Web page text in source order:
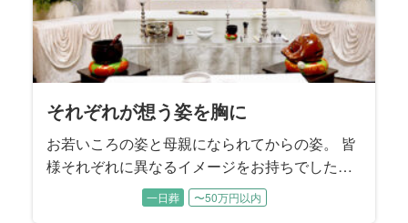
それぞれが想う姿を胸に
お若いころの姿と母親になられてからの姿。 皆
様それぞれに異なるイメージをお持ちでした。
各時代のお姿をそれぞれにお話しいただきなが
ら、故人様を振り返っていただきました。
一日葬 〜50万円以内